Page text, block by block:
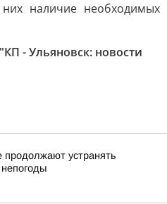
наличие необходимых
- Ульяновск: новости
продолжают устранять